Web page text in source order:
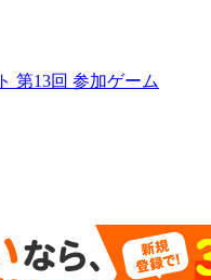
第13回 参加ゲーム